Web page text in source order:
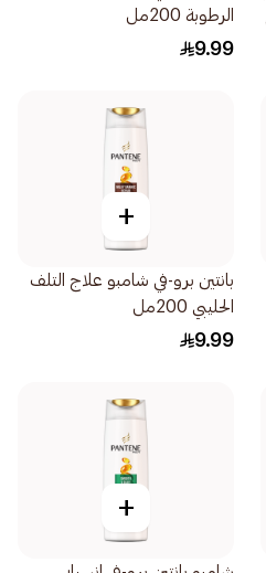
الرطوبة 200مل
9.99
+
بانتين برو-في شامبو علاج التلف
الحليبي 200مل
9.99
+